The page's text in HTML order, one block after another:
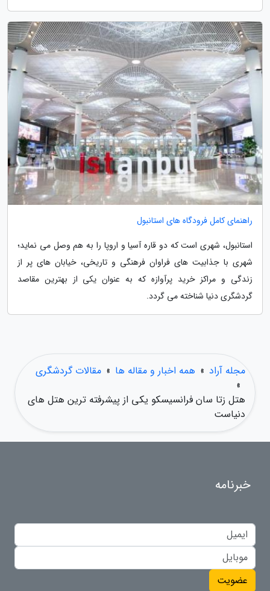
راهنمای کامل فرودگاه های استانبول
استانبول، شهری است که دو قاره آسیا و اروپا را به هم وصل می نماید؛
شهری با جذابیت های فراوان فرهنگی و تاریخی، خیابان های پر از
زندگی و مراکز خرید پرآوازه که به عنوان یکی از بهترین مقاصد
گردشگری دنیا شناخته می گردد.
مجله آراد » همه اخبار و مقاله ها » مقالات گردشگری
»
هتل زتا سان فرانسیسکو یکی از پیشرفته ترین هتل های
دنیاست
خبرنامه
عضویت